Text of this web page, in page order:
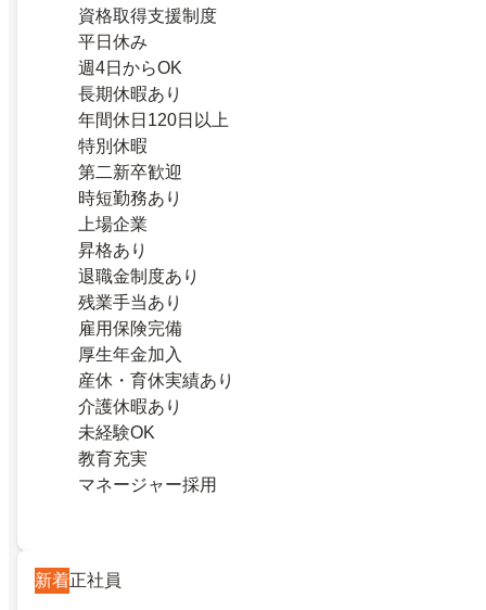
資格取得支援制度
平日休み
週4日からOK
長期休暇あり
年間休日120日以上
特別休暇
第二新卒歓迎
時短勤務あり
上場企業
昇格あり
退職金制度あり
残業手当あり
雇用保険完備
厚生年金加入
産休・育休実績あり
介護休暇あり
未経験OK
教育充実
マネージャー採用
新着正社員